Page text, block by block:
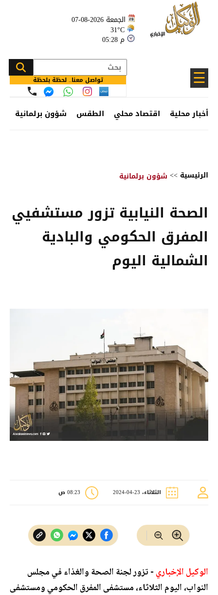
الجمعة 2026-08-07
31°C
05:28 م
☰ تواصل معنا.. لحظة بلحظة
أخبار محلية اقتصاد محلي الطقس شؤون برلمانية
الرئيسية >> شؤون برلمانية
الصحة النيابية تزور مستشفيي
المفرق الحكومي والبادية
الشمالية اليوم
الثلاثاء، 23-04-2024 08:23 ص
الوكيل الإخباري- تزور لجنة الصحة والغذاء في مجلس
النواب، اليوم الثلاثاء، مستشفى المفرق الحكومي ومستشفى